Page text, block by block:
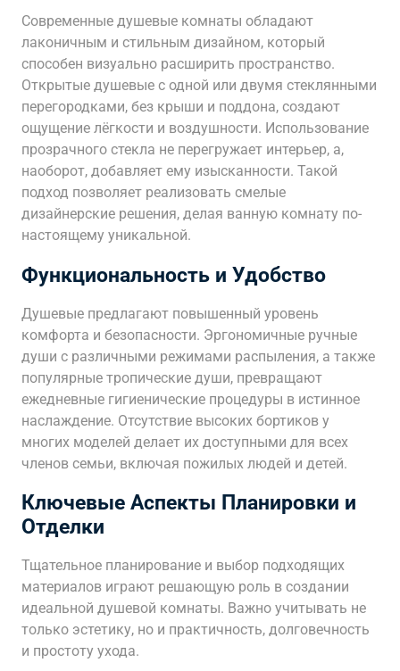
Современные душевые комнаты обладают
лаконичным и стильным дизайном, который
способен визуально расширить пространство.
Открытые душевые с одной или двумя стеклянными
перегородками, без крыши и поддона, создают
ощущение лёгкости и воздушности. Использование
прозрачного стекла не перегружает интерьер, а,
наоборот, добавляет ему изысканности. Такой
подход позволяет реализовать смелые
дизайнерские решения, делая ванную комнату по-
настоящему уникальной.
Функциональность и Удобство
Душевые предлагают повышенный уровень
комфорта и безопасности. Эргономичные ручные
души с различными режимами распыления, а также
популярные тропические души, превращают
ежедневные гигиенические процедуры в истинное
наслаждение. Отсутствие высоких бортиков у
многих моделей делает их доступными для всех
членов семьи, включая пожилых людей и детей.
Ключевые Аспекты Планировки и
Отделки
Тщательное планирование и выбор подходящих
материалов играют решающую роль в создании
идеальной душевой комнаты. Важно учитывать не
только эстетику, но и практичность, долговечность
и простоту ухода.